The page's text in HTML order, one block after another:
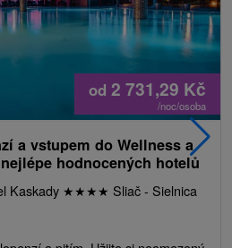
od 2 731,29 Kč
/noc/osoba
a vstupem do Wellness a
hodnocených hotelů
Kaskady ★★★★ Sliač - Sielnica